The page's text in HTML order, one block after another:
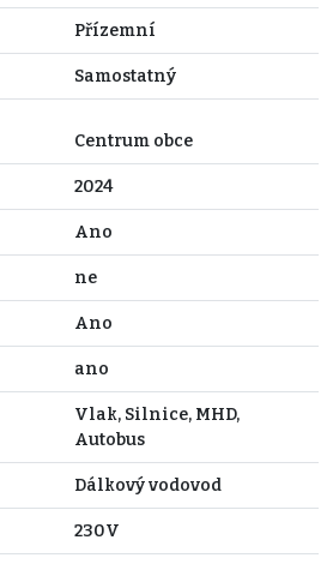
Přízemní
Samostatný
Centrum obce
2024
Ano
ne
Ano
ano
Vlak, Silnice, MHD,
Autobus
Dálkový vodovod
230V